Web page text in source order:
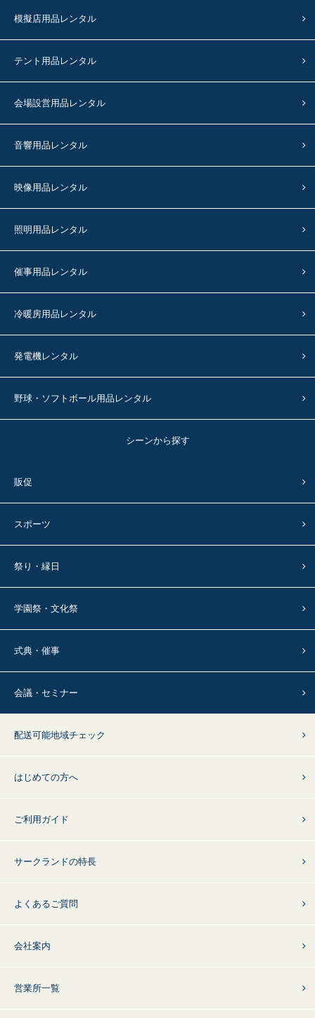
模擬店用品レンタル
テント用品レンタル
会場設営用品レンタル
音響用品レンタル
映像用品レンタル
照明用品レンタル
催事用品レンタル
冷暖房用品レンタル
発電機レンタル
野球・ソフトボール用品レンタル
シーンから探す
販促
スポーツ
祭り・縁日
学園祭・文化祭
式典・催事
会議・セミナー
配送可能地域チェック
はじめての方へ
ご利用ガイド
サークランドの特長
よくあるご質問
会社案内
営業所一覧